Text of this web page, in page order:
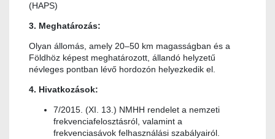
(HAPS)
3. Meghatározás:
Olyan állomás, amely 20–50 km magasságban és a
Földhöz képest meghatározott, állandó helyzetű
névleges pontban lévő hordozón helyezkedik el.
4. Hivatkozások:
7/2015. (XI. 13.) NMHH rendelet a nemzeti
frekvenciafelosztásról, valamint a
frekvenciasávok felhasználási szabályairól.